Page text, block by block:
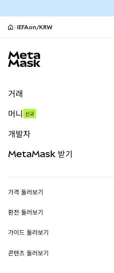
IEFAon/KRW
거래
무기한 선물
실물자산
머니 신규
개발자
MetaMask Connect
Snaps
웹3 서비스
MetaMask 받기
보안
고객 지원
가격 둘러보기
이더리움 가격
솔라나 가격
환전 둘러보기
ETH를 USD로 환전
USDT를 INR로 환전
가이드 둘러보기
ETH 매수
콘텐츠 둘러보기